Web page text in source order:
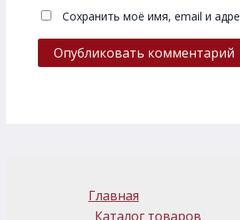
Сохранить моё имя, email и
Главная
Каталог товаров